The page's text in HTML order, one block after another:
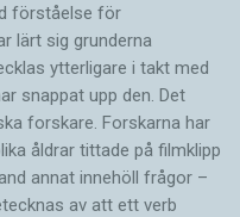
förståelse för
lärt sig grunderna
ytterligare i takt med
snappat upp den. Det
forskare. Forskarna har
åldrar tittade på filmklipp
annat innehöll frågor –
av att ett verb